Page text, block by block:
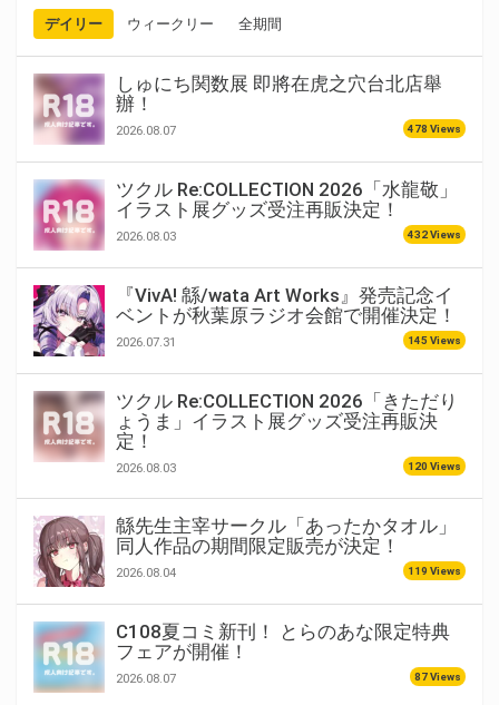
デイリー ウィークリー 全期間
しゅにち関数展 即將在虎之穴台北店舉
辦！
2026.08.07 478 Views
ツクル Re:COLLECTION 2026「水龍敬」
イラスト展グッズ受注再販決定！
2026.08.03 432 Views
『VivA! 緜/wata Art Works』発売記念イ
ベントが秋葉原ラジオ会館で開催決定！
2026.07.31 145 Views
ツクル Re:COLLECTION 2026「きただり
ょうま」イラスト展グッズ受注再販決
定！
2026.08.03 120 Views
緜先生主宰サークル「あったかタオル」
同人作品の期間限定販売が決定！
2026.08.04 119 Views
C108夏コミ新刊！ とらのあな限定特典
フェアが開催！
2026.08.07 87 Views